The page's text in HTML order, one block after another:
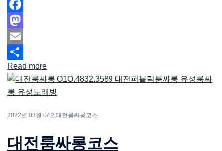
Facebook
Mastodon
Email
Share
Read more
2022년 03월 04일 대전룸싸롱코스
대전룸싸롱코스